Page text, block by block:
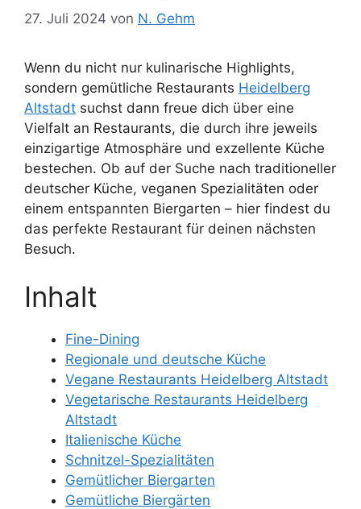
27. Juli 2024 von N. Gehm
Wenn du nicht nur kulinarische Highlights,
sondern gemütliche Restaurants Heidelberg
Altstadt suchst dann freue dich über eine
Vielfalt an Restaurants, die durch ihre jeweils
einzigartige Atmosphäre und exzellente Küche
bestechen. Ob auf der Suche nach traditioneller
deutscher Küche, veganen Spezialitäten oder
einem entspannten Biergarten – hier findest du
das perfekte Restaurant für deinen nächsten
Besuch.
Inhalt
Fine-Dining
Regionale und deutsche Küche
Vegane Restaurants Heidelberg Altstadt
Vegetarische Restaurants Heidelberg
Altstadt
Italienische Küche
Schnitzel-Spezialitäten
Gemütlicher Biergarten
Gemütliche Biergärten